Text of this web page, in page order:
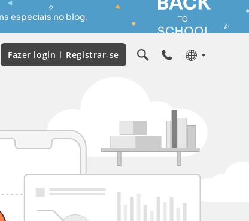
especiais no blog.
Fazer login Registrar-se